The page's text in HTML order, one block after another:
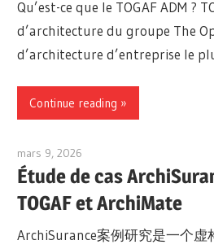
Qu’est-ce que le TOGAF ADM ?
d’architecture du groupe The
d’architecture d’entreprise le
Continue reading
mars 9, 2026
Étude de cas
TOGAF et ArchiMate
ArchiSurance案例研究是一个